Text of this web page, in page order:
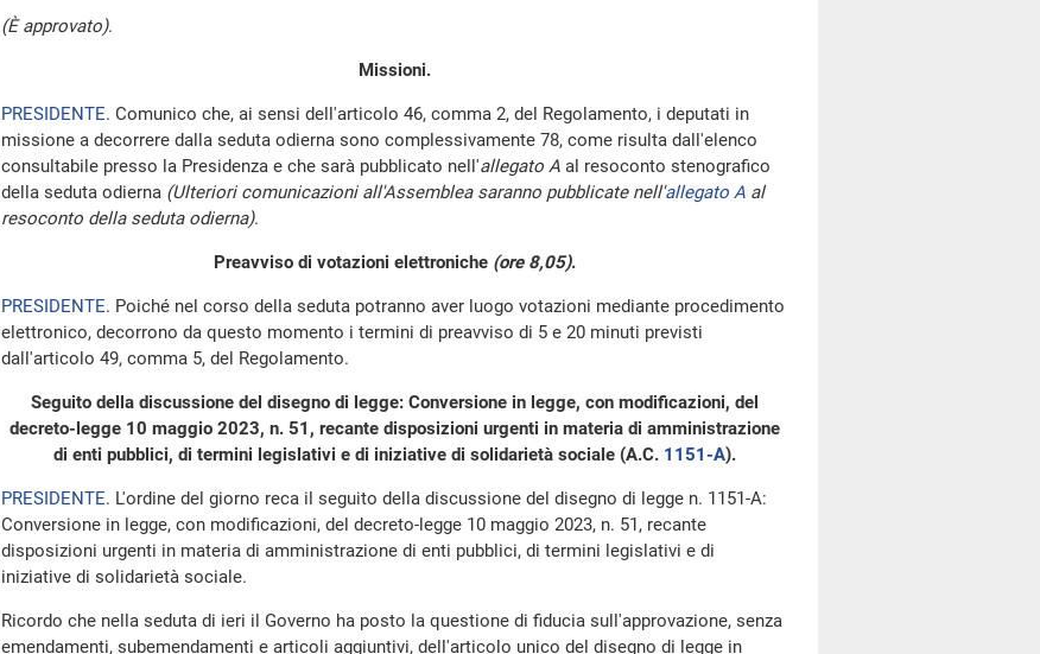
(È approvato).
Missioni.
PRESIDENTE. Comunico che, ai sensi dell'articolo 46, comma 2, del Regolamento, i deputati in
missione a decorrere dalla seduta odierna sono complessivamente 78, come risulta dall'elenco
consultabile presso la Presidenza e che sarà pubblicato nell'allegato A al resoconto stenografico
della seduta odierna (Ulteriori comunicazioni all'Assemblea saranno pubblicate nell'allegato A al
resoconto della seduta odierna).
Preavviso di votazioni elettroniche (ore 8,05).
PRESIDENTE. Poiché nel corso della seduta potranno aver luogo votazioni mediante procedimento
elettronico, decorrono da questo momento i termini di preavviso di 5 e 20 minuti previsti
dall'articolo 49, comma 5, del Regolamento.
Seguito della discussione del disegno di legge: Conversione in legge, con modificazioni, del
decreto-legge 10 maggio 2023, n. 51, recante disposizioni urgenti in materia di amministrazione
di enti pubblici, di termini legislativi e di iniziative di solidarietà sociale (A.C. 1151-A​).
PRESIDENTE. L'ordine del giorno reca il seguito della discussione del disegno di legge n. 1151-A:
Conversione in legge, con modificazioni, del decreto-legge 10 maggio 2023, n. 51, recante
disposizioni urgenti in materia di amministrazione di enti pubblici, di termini legislativi e di
iniziative di solidarietà sociale.
Ricordo che nella seduta di ieri il Governo ha posto la questione di fiducia sull'approvazione, senza
emendamenti, subemendamenti e articoli aggiuntivi, dell'articolo unico del disegno di legge in